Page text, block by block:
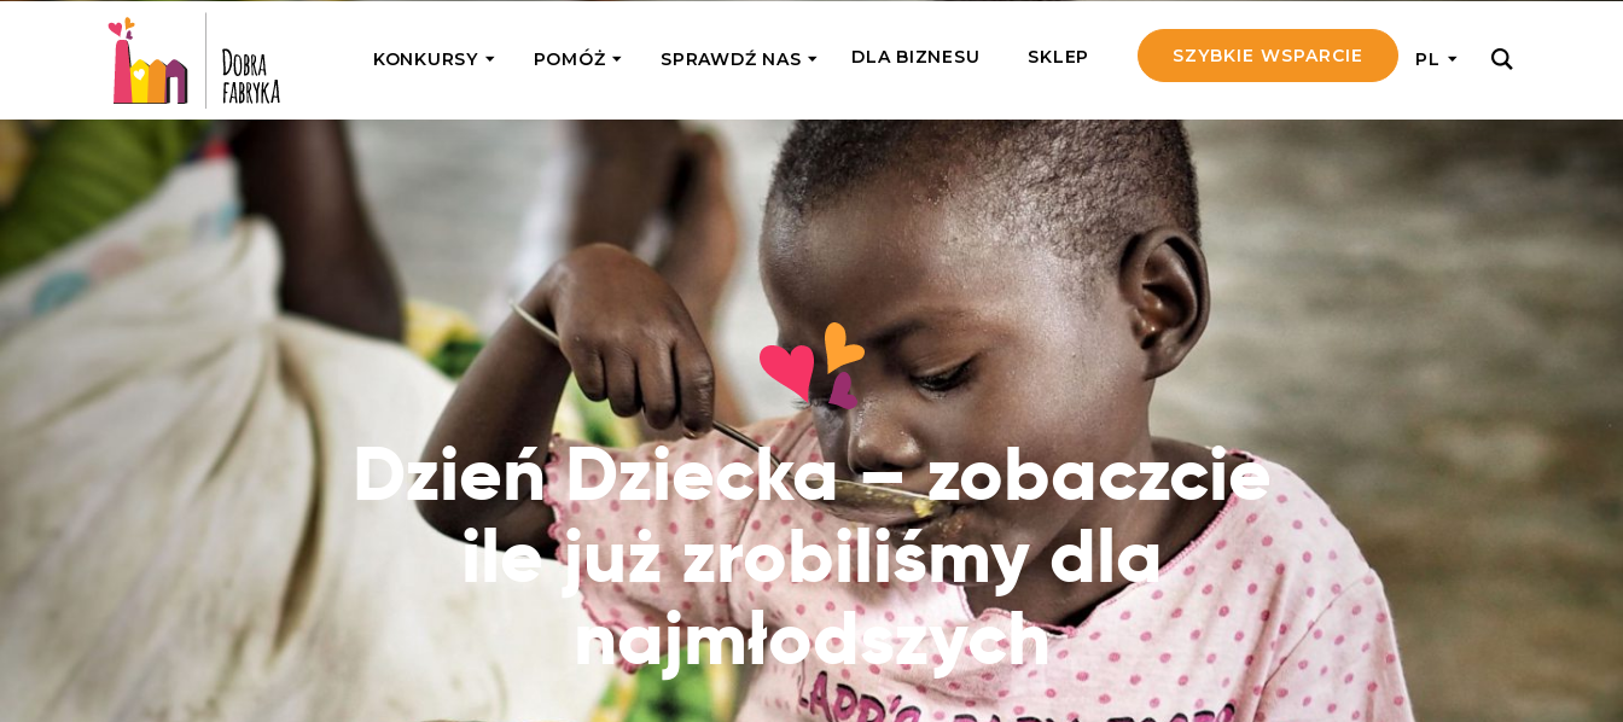
KONKURSY
Przybij 5 w 7 Ogrodach
Wyjedź do Grecji z Michałem
Żakowskim z Radia 357
POMÓŻ
POMAGAM JEDNORAZOWO
Przekaż Kalorie
Podaruj dziecku posiłek z okazji Dnia
Podaruj 1,5%
Przekaż niewielką część swojego
podatku naszym podopiecznym
Pilna Pomoc
Przekaż pomoc tam, gdzie jest teraz
najbardziej potrzebna
Dobroczynne24
Zrób zakupy dla potrzebujących w
markecie z dobrymi uczynkami
Warzywniak Charbela
Zrób zakupy u niewidomego Charbela i
wspieraj Głodnych
WSPIERAM REGULARNIE
Przybij nam 5!
Pomagaj efektywnie, przekazując na
pomoc 5 zł tygodniowo
Adoptuj Seniora
Dołącz do rodziny Seniora, wspierając
go finansowo i emocjonalnie
Drużyny Aniołów
Wspieraj pracę konkretnego misjonarza
i pozostań z nim kontakcie
Wiatraczek dla Życia
Uratuj dziecko cierpiące z powodu
głodu i wspieraj edukację rodziców
SPRAWDŹ NAS
Zespół Fundacji
Poznaj listonoszy przekazanego przez
Ciebie wsparcia
Jak pomagamy
Karmimy, Leczymy, Uczymy, Dajemy
Pracę – sprawdź co to oznacza w
praktyce
Co już zrobiliśmy
Przeczytaj historie ludzi, którym już
pomogliśmy
Gdzie działamy
Sprawdź listę miejsc, do których dociera
Twoja pomoc
Sprawozdania
Zweryfikuj, w jaki sposób wydajemy
przekazane Darowizny
DLA BIZNESU SKLEP SZYBKIE WSPARCIE PL
Dzień Dziecka – zobaczcie
ile już zrobiliśmy dla
najmłodszych